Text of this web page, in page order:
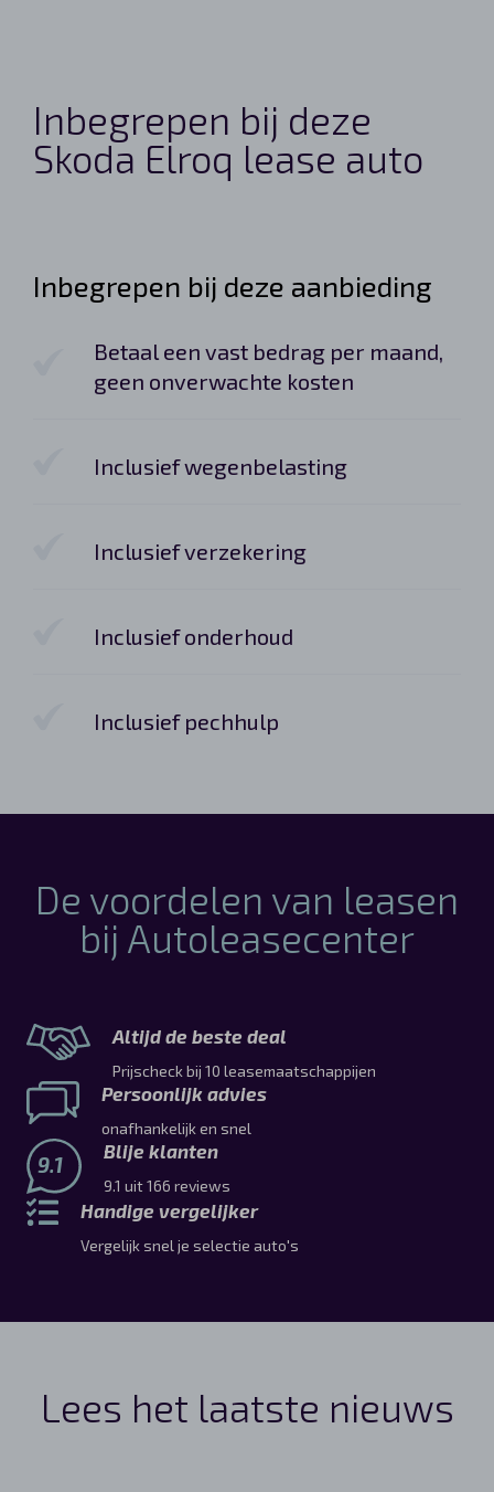
Inbegrepen bij deze
Skoda Elroq lease auto
Inbegrepen bij deze aanbieding
Betaal een vast bedrag per maand,
geen onverwachte kosten
Inclusief wegenbelasting
Inclusief verzekering
Inclusief onderhoud
Inclusief pechhulp
De voordelen van leasen
bij Autoleasecenter
Altijd de beste deal
Prijscheck bij 10 leasemaatschappijen
Persoonlijk advies
onafhankelijk en snel
9.1
Blije klanten
9.1 uit 166 reviews
Handige vergelijker
Vergelijk snel je selectie auto's
Lees het laatste nieuws